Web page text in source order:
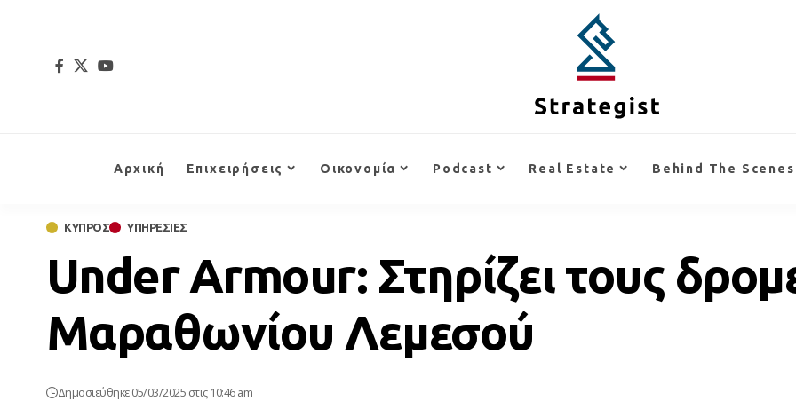
Αρχική Επιχειρήσεις Οικονομία Podcast Real Estate Behind The Scenes
ΚΥΠΡΟΣ ΥΠΗΡΕΣΙΕΣ
Under Armour: Στηρίζει τους
Μαραθωνίου Λεμεσού
Δημοσιεύθηκε 05/03/2025 στις 10:46 am